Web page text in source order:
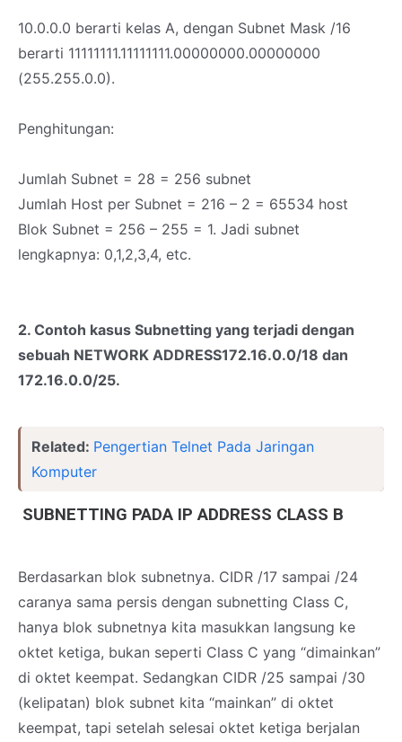
10.0.0.0 berarti kelas A, dengan Subnet Mask /16
berarti 11111111.11111111.00000000.00000000
(255.255.0.0).
Penghitungan:
Jumlah Subnet = 28 = 256 subnet
Jumlah Host per Subnet = 216 – 2 = 65534 host
Blok Subnet = 256 – 255 = 1. Jadi subnet
lengkapnya: 0,1,2,3,4, etc.
2. Contoh kasus Subnetting yang terjadi dengan
sebuah NETWORK ADDRESS172.16.0.0/18 dan
172.16.0.0/25.
Related: Pengertian Telnet Pada Jaringan
Komputer
SUBNETTING PADA IP ADDRESS CLASS B
Berdasarkan blok subnetnya. CIDR /17 sampai /24
caranya sama persis dengan subnetting Class C,
hanya blok subnetnya kita masukkan langsung ke
oktet ketiga, bukan seperti Class C yang “dimainkan”
di oktet keempat. Sedangkan CIDR /25 sampai /30
(kelipatan) blok subnet kita “mainkan” di oktet
keempat, tapi setelah selesai oktet ketiga berjalan